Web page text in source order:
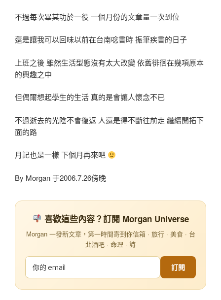
不過每次畢其功於一役 一個月份的文章量一次到位
還是讓我可以回味以前在台南唸書時 振筆疾書的日子
上班之後 雖然生活型態沒有太大改變 依舊徘徊在幾項原本
的興趣之中
但偶爾想起學生的生活 真的是會讓人懷念不已
不過逝去的光陰不會復返 人還是得不斷往前走 繼續開拓下
面的路
月記也是一樣 下個月再來吧
By Morgan 于2006.7.26傍晚
喜歡這些內容？訂閱 Morgan Universe
Morgan 一發新文章，第一時間寄到你信箱 · 旅行 · 美食 · 台
北酒吧 · 命理 · 詩
訂閱